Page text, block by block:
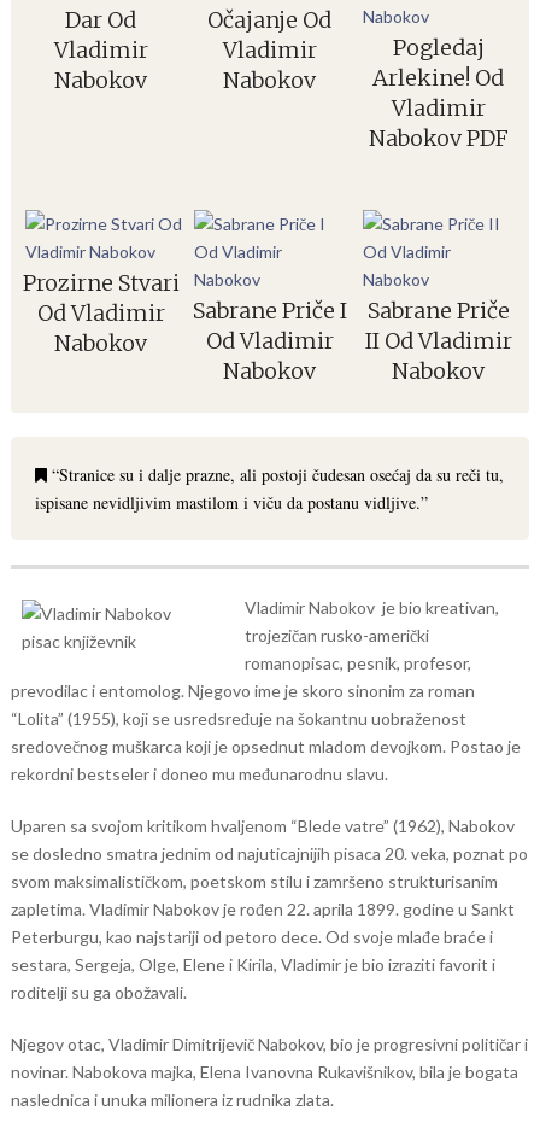
Dar Od
Vladimir
Nabokov
Očajanje Od
Vladimir
Nabokov
Pogledaj
Arlekine! Od
Vladimir
Nabokov PDF
Prozirne Stvari
Od Vladimir
Nabokov
Sabrane Priče I
Od Vladimir
Nabokov
Sabrane Priče
II Od Vladimir
Nabokov
“Stranice su i dalje prazne, ali postoji čudesan osećaj da su reči tu,
ispisane nevidljivim mastilom i viču da postanu vidljive.”
Vladimir Nabokov je bio kreativan,
trojezičan rusko-američki
romanopisac, pesnik, profesor,
prevodilac i entomolog. Njegovo ime je skoro sinonim za roman
“Lolita” (1955), koji se usredsređuje na šokantnu uobraženost
sredovečnog muškarca koji je opsednut mladom devojkom. Postao je
rekordni bestseler i doneo mu međunarodnu slavu.
Uparen sa svojom kritikom hvaljenom “Blede vatre” (1962), Nabokov
se dosledno smatra jednim od najuticajnijih pisaca 20. veka, poznat po
svom maksimalističkom, poetskom stilu i zamršeno strukturisanim
zapletima. Vladimir Nabokov je rođen 22. aprila 1899. godine u Sankt
Peterburgu, kao najstariji od petoro dece. Od svoje mlađe braće i
sestara, Sergeja, Olge, Elene i Kirila, Vladimir je bio izraziti favorit i
roditelji su ga obožavali.
Njegov otac, Vladimir Dimitrijevič Nabokov, bio je progresivni političar i
novinar. Nabokova majka, Elena Ivanovna Rukavišnikov, bila je bogata
naslednica i unuka milionera iz rudnika zlata.